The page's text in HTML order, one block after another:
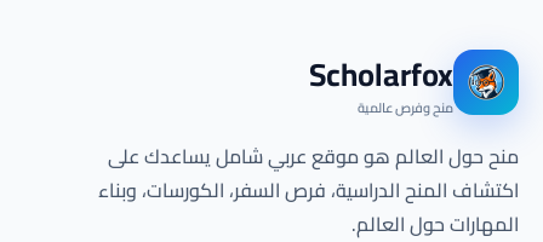
Scholarfox
منح وفرص عالمية
منح حول العالم هو موقع عربي شامل يساعدك على
اكتشاف المنح الدراسية، فرص السفر، الكورسات، وبناء
المهارات حول العالم.